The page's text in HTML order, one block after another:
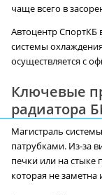
чаще всего в
Автоцентр
системы
осуществляется с
Ключевые
радиатора
Магистраль
патрубками. Из-за
печки или на стыке
которая не заметна